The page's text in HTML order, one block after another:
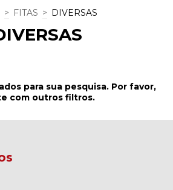
> FITAS > DIVERSAS
para sua pesquisa. Por favor,
com outros filtros.